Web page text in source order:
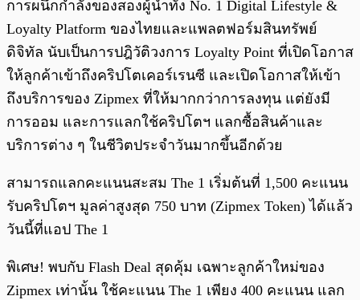
การผนึกกำลังของสองผู้นำทั้ง No. 1 Digital Lifestyle &
Loyalty Platform ของไทยและแพลตฟอร์มสินทรัพย์
ดิจิทัล นับเป็นการปฎิวัติวงการ Loyalty Point ที่เปิดโอกาส
ให้ลูกค้าเข้าถึงคริปโตเคอร์เรนซี และเปิดโอกาสให้เข้า
ถึงบริการของ Zipmex ที่ให้มากกว่าการลงทุน แต่ยังมี
การออม และการแลกใช้คริปโตฯ แลกซื้อสินค้าและ
บริการต่าง ๆ ในชีวิตประจำวันมากขึ้นอีกด้วย
สามารถแลกคะแนนสะสม The 1 เริ่มต้นที่ 1,500 คะแนน
รับคริปโตฯ มูลค่าสูงสุด 750 บาท (Zipmex Token) ได้แล้ว
วันนี้ที่แอป The 1
พิเศษ! พบกับ Flash Deal สุดคุ้ม เฉพาะลูกค้าใหม่ของ
Zipmex เท่านั้น ใช้คะแนน The 1 เพียง 400 คะแนน แลก